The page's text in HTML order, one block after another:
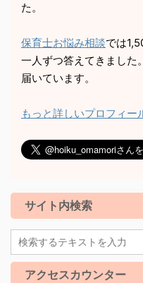
た。
保育士お悩み相談では
一人ずつ答えてきました
届いています。
もっと詳しいプロフィー
サイト内検索
アクセスカウンター